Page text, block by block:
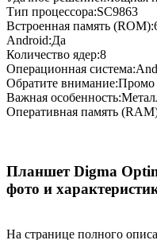
Тип процессора:SC9863
Встроенная память
Android:Да
Количество ядер:8
Операционная
Обратите
Важная
Оперативная память
Планшет Digma
фото и
На странице полного